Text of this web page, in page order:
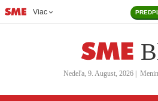
Viac
Nedeľa, 9. August, 2026|